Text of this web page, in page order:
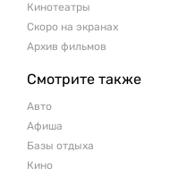
Кинотеатры
Скоро на экранах
Архив фильмов
Смотрите также
Авто
Афиша
Базы отдыха
Кино